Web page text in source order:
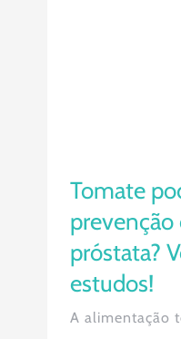
Tomate
prevenção
próstata?
estudos!
A alimentação